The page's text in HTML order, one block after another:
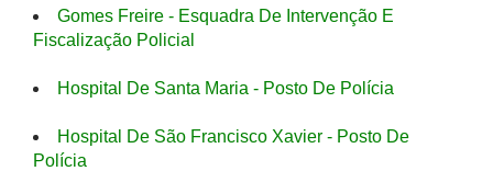
Gomes Freire - Esquadra De Intervenção E
Fiscalização Policial
Hospital De Santa Maria - Posto De Polícia
Hospital De São Francisco Xavier - Posto De
Polícia